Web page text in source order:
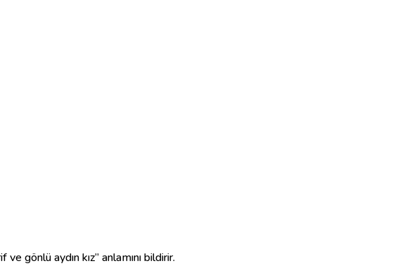
ve gönlü aydın kız” anlamını bildirir.